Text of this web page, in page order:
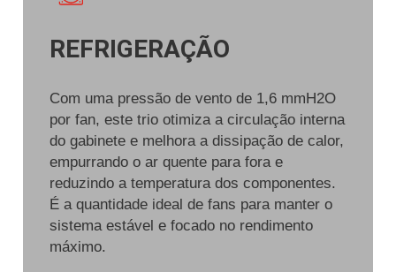
REFRIGERAÇÃO
Com uma pressão de vento de 1,6 mmH2O
por fan, este trio otimiza a circulação interna
do gabinete e melhora a dissipação de calor,
empurrando o ar quente para fora e
reduzindo a temperatura dos componentes.
É a quantidade ideal de fans para manter o
sistema estável e focado no rendimento
máximo.